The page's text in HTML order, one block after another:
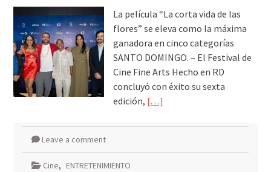
La película “La corta vida de las
flores” se eleva como la máxima
ganadora en cinco categorías
SANTO DOMINGO. – El Festival de
Cine Fine Arts Hecho en RD
concluyó con éxito su sexta
edición, […]
Leave a comment
Cine, ENTRETENIMIENTO